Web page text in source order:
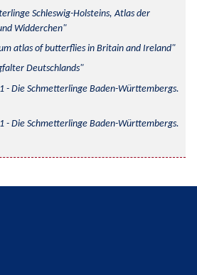
Schleswig-Holsteins, Atlas der
Widderchen
atlas of butterflies in Britain and Ireland
Deutschlands
- Die Schmetterlinge Baden-Württembergs.
- Die Schmetterlinge Baden-Württembergs.